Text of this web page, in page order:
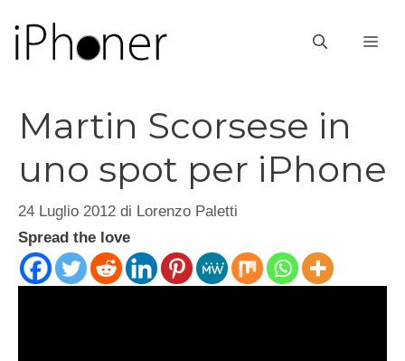
contenuto
Martin Scorsese in
uno spot per iPhone
24 Luglio 2012 di Lorenzo Paletti
Spread the love